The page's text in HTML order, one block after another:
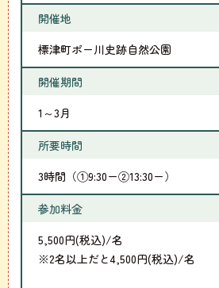
開催地
標津町ポー川史跡自然公園
開催期間
1～3月
所要時間
3時間（①9:30ー②13:30ー）
参加料金
5,500円(税込)/名
※2名以上だと4,500円(税込)/名